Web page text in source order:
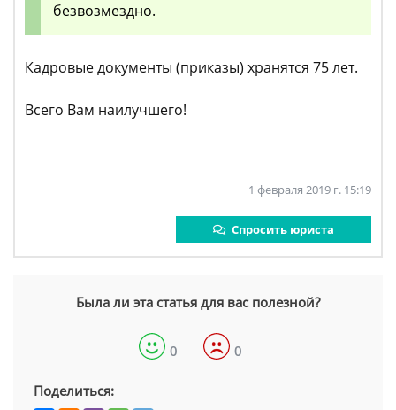
безвозмездно.
Кадровые документы (приказы) хранятся 75 лет.
Всего Вам наилучшего!
1 февраля 2019 г. 15:19
Спросить юриста
Была ли эта статья для вас полезной?
0 0
Поделиться: